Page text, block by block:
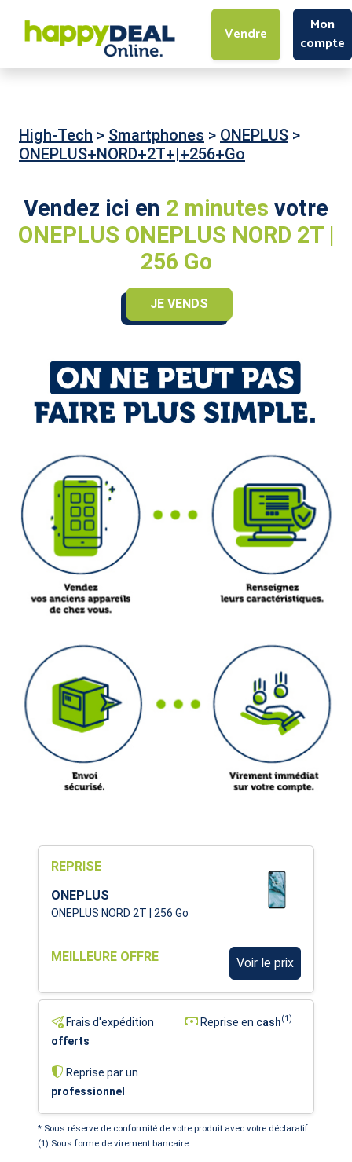
Vendre
Mon
compte
High-Tech > Smartphones > ONEPLUS >
ONEPLUS+NORD+2T+|+256+Go
Vendez ici en 2 minutes votre
ONEPLUS ONEPLUS NORD 2T |
256 Go
JE VENDS
REPRISE
ONEPLUS
ONEPLUS NORD 2T | 256 Go
MEILLEURE OFFRE Voir le prix
Frais d'expédition
offerts
Reprise en cash(1)
Reprise par un
professionnel
* Sous réserve de conformité de votre produit avec votre déclaratif
(1) Sous forme de virement bancaire